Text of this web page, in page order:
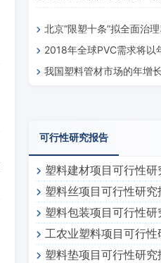
北京“限塑十条”拟全面治
2018年全球PVC需求将以
续增长
我国塑料管材市场的年增
可行性研究报告
塑料建材项目可行性研
塑料丝项目可行性研究
塑料包装项目可行性研
工农业塑料项目可行性
塑料垫项目可行性研究